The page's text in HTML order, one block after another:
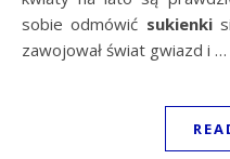
sobie odmówić sukienki
zawojował świat gwiazd i …